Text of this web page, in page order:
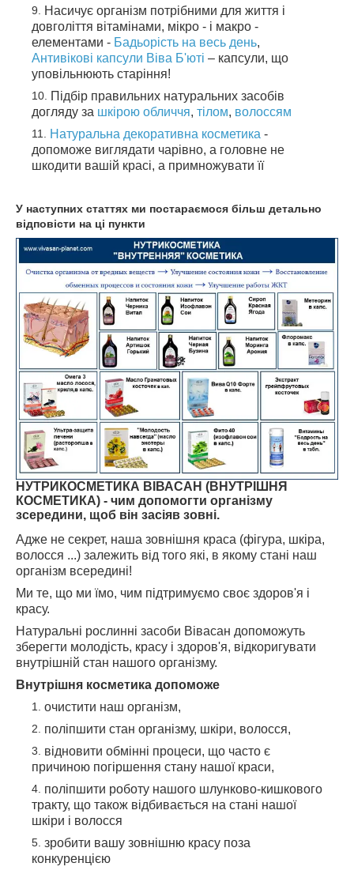
Насичує організм потрібними для життя і
довголіття вітамінами, мікро - і макро -
елементами - Бадьорість на весь день,
Антивікові капсули Віва Б'юті – капсули, що
уповільнюють старіння!
Підбір правильних натуральних засобів
догляду за шкірою обличчя, тілом, волоссям
Натуральна декоративна косметика -
допоможе виглядати чарівно, а головне не
шкодити вашій красі, а примножувати її
У наступних статтях ми постараємося більш детально
відповісти на ці пункти
НУТРИКОСМЕТИКА ВІВАСАН (ВНУТРІШНЯ
КОСМЕТИКА) - чим допомогти організму
зсередини, щоб він засіяв зовні.
Адже не секрет, наша зовнішня краса (фігура, шкіра,
волосся ...) залежить від того які, в якому стані наш
організм всередині!
Ми те, що ми їмо, чим підтримуємо своє здоров'я і
красу.
Натуральні рослинні засоби Вівасан допоможуть
зберегти молодість, красу і здоров'я, відкоригувати
внутрішній стан нашого організму.
Внутрішня косметика допоможе
очистити наш організм,
поліпшити стан організму, шкіри, волосся,
відновити обмінні процеси, що часто є
причиною погіршення стану нашої краси,
поліпшити роботу нашого шлунково-кишкового
тракту, що також відбивається на стані нашої
шкіри і волосся
зробити вашу зовнішню красу поза
конкуренцією